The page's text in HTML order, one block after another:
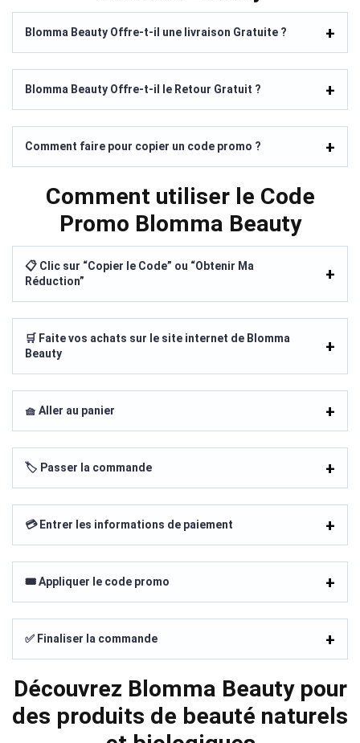
Blomma Beauty Offre-t-il une livraison Gratuite ?
Blomma Beauty Offre-t-il le Retour Gratuit ?
Comment faire pour copier un code promo ?
Comment utiliser le Code
Promo Blomma Beauty
📋 Clic sur “Copier le Code” ou “Obtenir Ma
Réduction”
🛒 Faite vos achats sur le site internet de Blomma
Beauty
🧺 Aller au panier
🏷️ Passer la commande
💳 Entrer les informations de paiement
🎟️ Appliquer le code promo
✅ Finaliser la commande
Découvrez Blomma Beauty pour
des produits de beauté naturels